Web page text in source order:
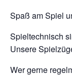
Spaß am Spiel
Spieltechnisch
Unsere
Wer gerne